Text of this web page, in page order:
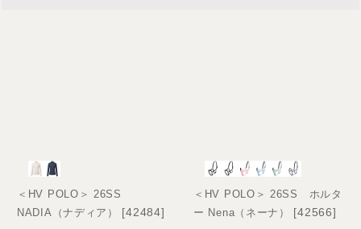
＜HV POLO＞ 26SS
NADIA（ナディア）
[42484]
＜HV POLO＞ 26SS ホルタ
ー Nena（ネーナ）
[42566]